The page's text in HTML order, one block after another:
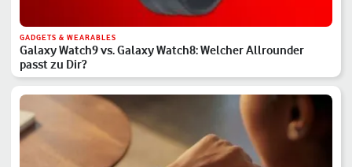
GADGETS & WEARABLES
Galaxy Watch9 vs. Galaxy Watch8: Welcher Allrounder
passt zu Dir?